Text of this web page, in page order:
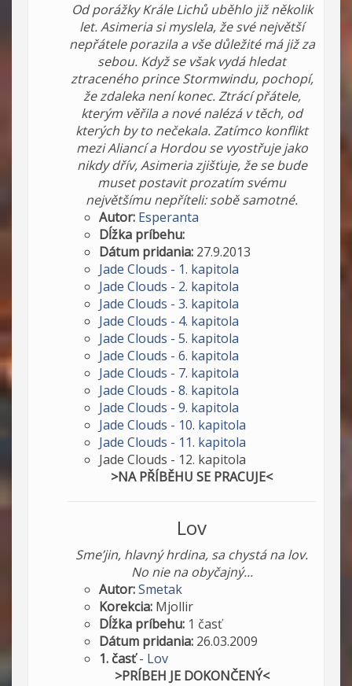
Od porážky Krále Lichů uběhlo již několik
let. Asimeria si myslela, že své největší
nepřátele porazila a vše důležité má již za
sebou. Když se však vydá hledat
ztraceného prince Stormwindu, pochopí,
že zdaleka není konec. Ztrácí přátele,
kterým věřila a nové nalézá v těch, od
kterých by to nečekala. Zatímco konflikt
mezi Aliancí a Hordou se vyostřuje jako
nikdy dřív, Asimeria zjišťuje, že se bude
muset postavit prozatím svému
největšímu nepříteli: sobě samotné.
Autor: Esperanta
Dĺžka príbehu:
Dátum pridania: 27.9.2013
Jade Clouds - 1. kapitola
Jade Clouds - 2. kapitola
Jade Clouds - 3. kapitola
Jade Clouds - 4. kapitola
Jade Clouds - 5. kapitola
Jade Clouds - 6. kapitola
Jade Clouds - 7. kapitola
Jade Clouds - 8. kapitola
Jade Clouds - 9. kapitola
Jade Clouds - 10. kapitola
Jade Clouds - 11. kapitola
Jade Clouds - 12. kapitola
>NA PŘÍBĚHU SE PRACUJE<
Lov
Sme’jin, hlavný hrdina, sa chystá na lov.
No nie na obyčajný...
Autor:Smetak
Korekcia: Mjollir
Dĺžka príbehu: 1 časť
Dátum pridania: 26.03.2009
1. časť- Lov
>PRÍBEH JE DOKONČENÝ<